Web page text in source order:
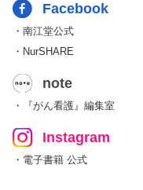
Facebook
・南江堂公式
・NurSHARE
note
・『がん看護』編集室
Instagram
・電子書籍 公式